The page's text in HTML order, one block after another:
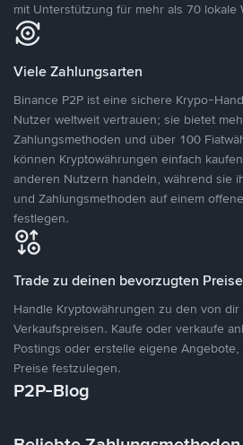
mit Unterstützung für mehr als 70 lokale
Viele Zahlungsarten
Binance P2P ist eine sichere Krypo-
Nutzer weltweit vertrauen; sie bietet
Zahlungsmethoden und über 100
können Kryptowährungen einfach
anderen Nutzern handeln, während sie
und Zahlungsmethoden auf einem
festlegen.
Trade zu deinen bevorzugten
Handle Kryptowährungen zu den von
Verkaufspreisen. Kaufe oder verkaufe
Postings oder erstelle eigene
Preise festzulegen.
P2P-Blog